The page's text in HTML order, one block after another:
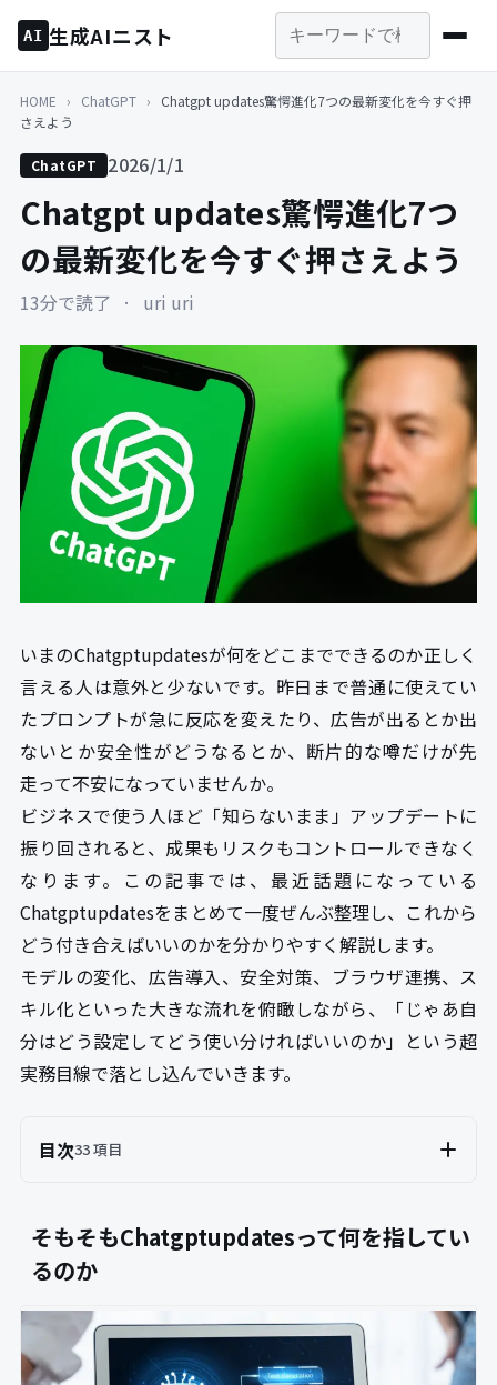
AI 生成AIニスト
HOME › ChatGPT ›
Chatgpt updates驚愕進化7つの最新変化を今すぐ押
さえよう
ChatGPT 2026/1/1
Chatgpt updates驚愕進化7つ
の最新変化を今すぐ押さえよう
13分で読了 · uri uri
いまのChatgptupdatesが何をどこまでできるのか正しく
言える人は意外と少ないです。昨日まで普通に使えてい
たプロンプトが急に反応を変えたり、広告が出るとか出
ないとか安全性がどうなるとか、断片的な噂だけが先
走って不安になっていませんか。
ビジネスで使う人ほど「知らないまま」アップデートに
振り回されると、成果もリスクもコントロールできなく
なります。この記事では、最近話題になっている
Chatgptupdatesをまとめて一度ぜんぶ整理し、これから
どう付き合えばいいのかを分かりやすく解説します。
モデルの変化、広告導入、安全対策、ブラウザ連携、ス
キル化といった大きな流れを俯瞰しながら、「じゃあ自
分はどう設定してどう使い分ければいいのか」という超
実務目線で落とし込んでいきます。
目次33 項目
そもそもChatgptupdatesって何を指してい
るのか